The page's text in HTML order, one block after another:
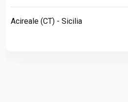
Acireale (CT) - Sicilia